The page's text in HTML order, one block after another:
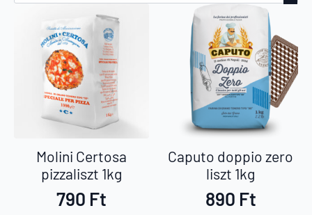
Molini Certosa
pizzaliszt 1kg
790 Ft
Caputo doppio zero
liszt 1kg
890 Ft